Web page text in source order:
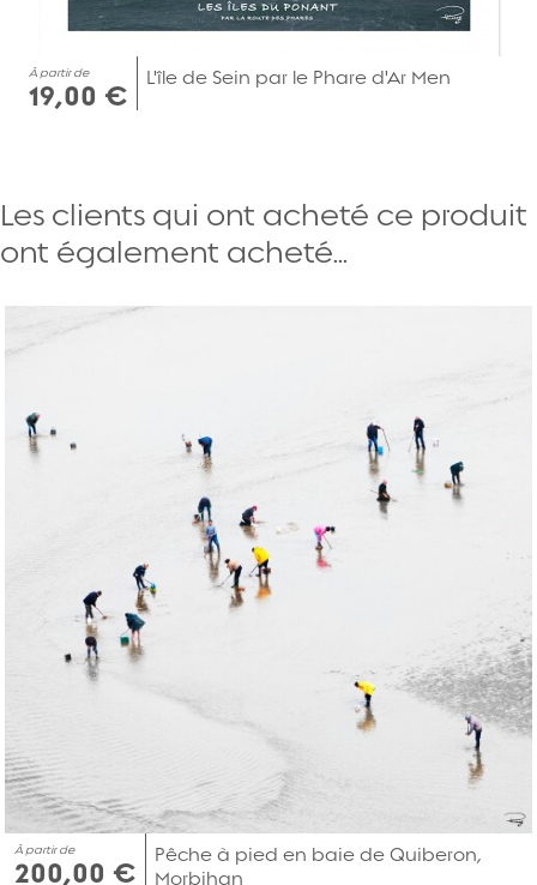
À partir de
19,00 €
L'île de Sein par le Phare d'Ar Men
Les clients qui ont acheté ce produit
ont également acheté...
À partir de
200,00 €
Pêche à pied en baie de Quiberon,
Morbihan